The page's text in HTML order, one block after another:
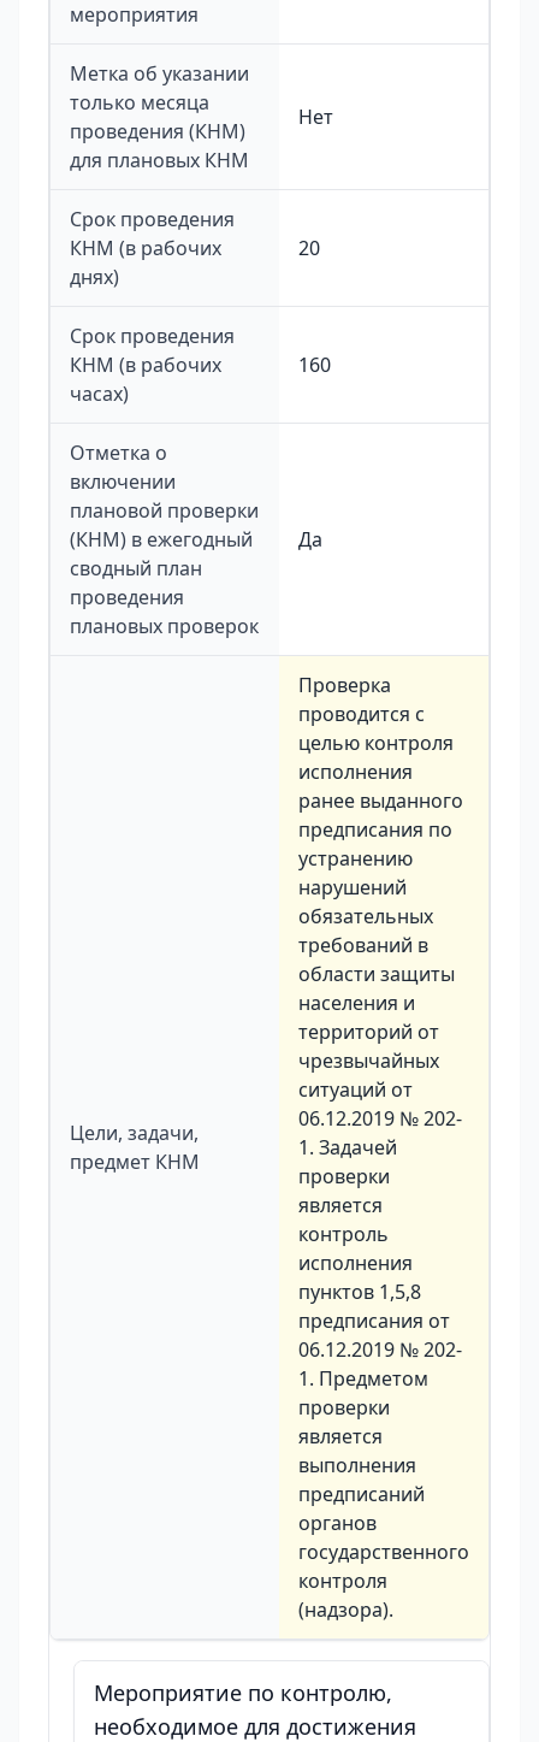
мероприятия
Метка об указании
только месяца
проведения (КНМ)
для плановых КНМ
Нет
Срок проведения
КНМ (в рабочих
днях)
20
Срок проведения
КНМ (в рабочих
часах)
160
Отметка о
включении
плановой проверки
(КНМ) в ежегодный
сводный план
проведения
плановых проверок
Да
Цели, задачи,
предмет КНМ
Проверка
проводится с
целью контроля
исполнения
ранее выданного
предписания по
устранению
нарушений
обязательных
требований в
области защиты
населения и
территорий от
чрезвычайных
ситуаций от
06.12.2019 № 202-
1. Задачей
проверки
является
контроль
исполнения
пунктов 1,5,8
предписания от
06.12.2019 № 202-
1. Предметом
проверки
является
выполнения
предписаний
органов
государственного
контроля
(надзора).
Мероприятие по контролю,
необходимое для достижения